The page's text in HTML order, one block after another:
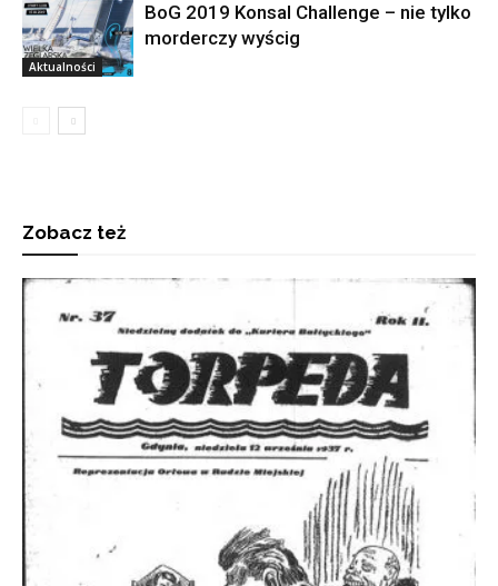
Aktualności
BoG 2019 Konsal Challenge – nie tylko
morderczy wyścig
Zobacz też